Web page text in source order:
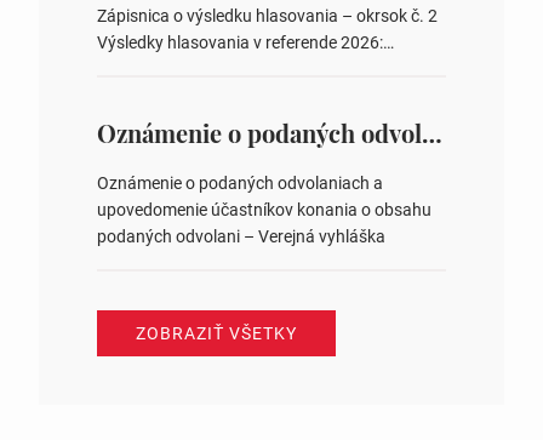
zastupiteľstiev v nich 4. Schválenie odpredaja
obecného pozemku –…
Zápisnica o výsledku hlasovania – okrsok č. 2
Výsledky hlasovania v referende 2026:
ysledky.html
Oznámenie o podaných odvolaniach a upovedomenie účastníkov konania o obsahu podaných odvolani – Verejná vyhláška
Oznámenie o podaných odvolaniach a
upovedomenie účastníkov konania o obsahu
podaných odvolani – Verejná vyhláška
ZOBRAZIŤ VŠETKY